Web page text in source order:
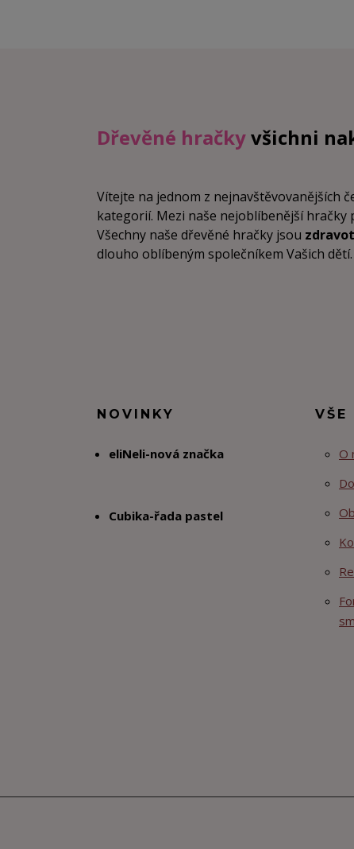
Dřevěné hračkyvšichni
Vítejte na jednom z nejnavštěvovanějších
kategorií. Mezi naše nejoblíbenější
Všechny naše dřevěné hračky jsou
dlouho oblíbeným společníkem Vašich
NOVINKY
eliNeli-nová značka
Cubika-řada pastel
VŠE
O